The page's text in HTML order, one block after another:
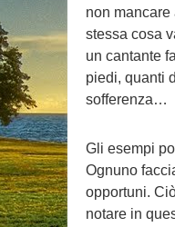
non mancare
stessa cosa
un cantante
piedi, quanti
sofferenza…
Gli esempi
Ognuno
opportuni.
notare in